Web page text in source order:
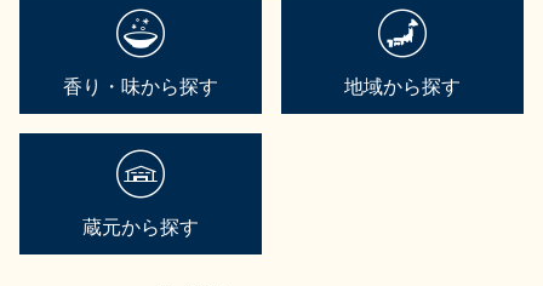
地酒カタログ
地酒用語集
香り・味から探す 地域から探す
蔵元から探す